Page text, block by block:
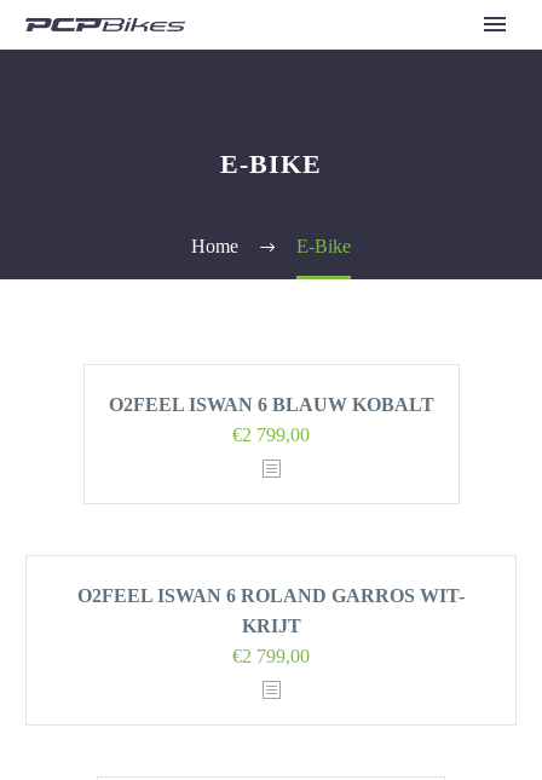
E-BIKE
Home E-Bike
O2FEEL ISWAN 6 BLAUW KOBALT
€2 799,00
O2FEEL ISWAN 6 ROLAND GARROS WIT-
KRIJT
€2 799,00